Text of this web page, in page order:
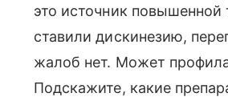
это источник
ставили дискинезию,
жалоб нет. Может
Подскажите, какие